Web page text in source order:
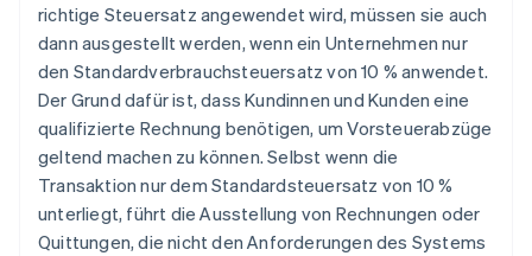
richtige Steuersatz angewendet wird, müssen sie auch
dann ausgestellt werden, wenn ein Unternehmen nur
den Standardverbrauchsteuersatz von 10 % anwendet.
Der Grund dafür ist, dass Kundinnen und Kunden eine
qualifizierte Rechnung benötigen, um Vorsteuerabzüge
geltend machen zu können. Selbst wenn die
Transaktion nur dem Standardsteuersatz von 10 %
unterliegt, führt die Ausstellung von Rechnungen oder
Quittungen, die nicht den Anforderungen des Systems